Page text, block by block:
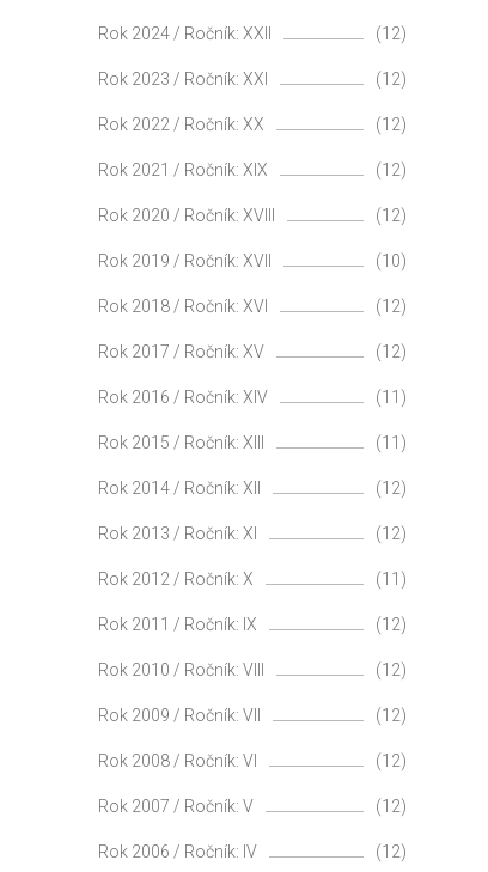
Rok 2024 / Ročník: XXII (12)
Rok 2023 / Ročník: XXI (12)
Rok 2022 / Ročník: XX (12)
Rok 2021 / Ročník: XIX (12)
Rok 2020 / Ročník: XVIII (12)
Rok 2019 / Ročník: XVII (10)
Rok 2018 / Ročník: XVI (12)
Rok 2017 / Ročník: XV (12)
Rok 2016 / Ročník: XIV (11)
Rok 2015 / Ročník: XIII (11)
Rok 2014 / Ročník: XII (12)
Rok 2013 / Ročník: XI (12)
Rok 2012 / Ročník: X (11)
Rok 2011 / Ročník: IX (12)
Rok 2010 / Ročník: VIII (12)
Rok 2009 / Ročník: VII (12)
Rok 2008 / Ročník: VI (12)
Rok 2007 / Ročník: V (12)
Rok 2006 / Ročník: IV (12)